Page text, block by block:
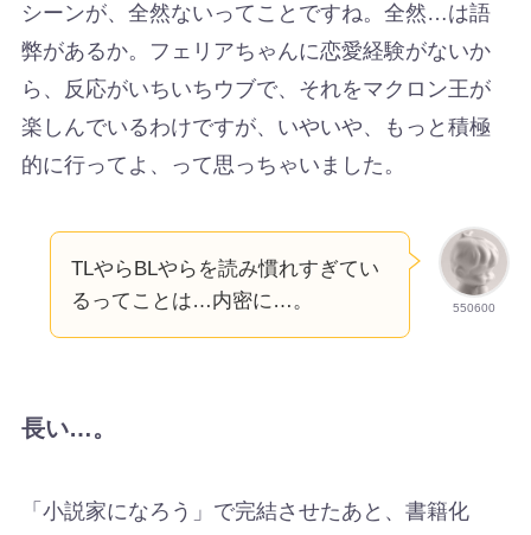
シーンが、全然ないってことですね。全然…は語
弊があるか。フェリアちゃんに恋愛経験がないか
ら、反応がいちいちウブで、それをマクロン王が
楽しんでいるわけですが、いやいや、もっと積極
的に行ってよ、って思っちゃいました。
550600
TLやらBLやらを読み慣れすぎてい
るってことは…内密に…。
長い…。
「小説家になろう」で完結させたあと、書籍化